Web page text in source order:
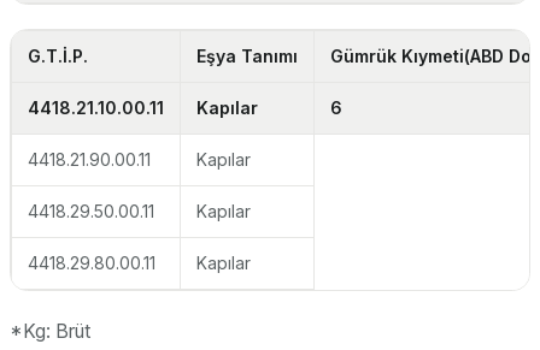
G.T.İ.P. Eşya Tanımı Gümrük Kıymeti(ABD
4418.21.10.00.11 Kapılar 6
4418.21.90.00.11 Kapılar
4418.29.50.00.11 Kapılar
4418.29.80.00.11 Kapılar
*Kg: Brüt